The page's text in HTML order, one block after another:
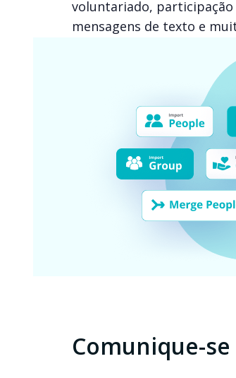
voluntariado,
mensagens de texto e
Comunique-